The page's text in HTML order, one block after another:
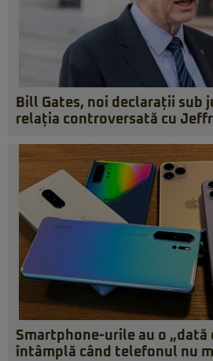
Bill Gates, noi declarații sub
relația controversată cu
Smartphone-urile au o „dată
întâmplă când telefonul nu